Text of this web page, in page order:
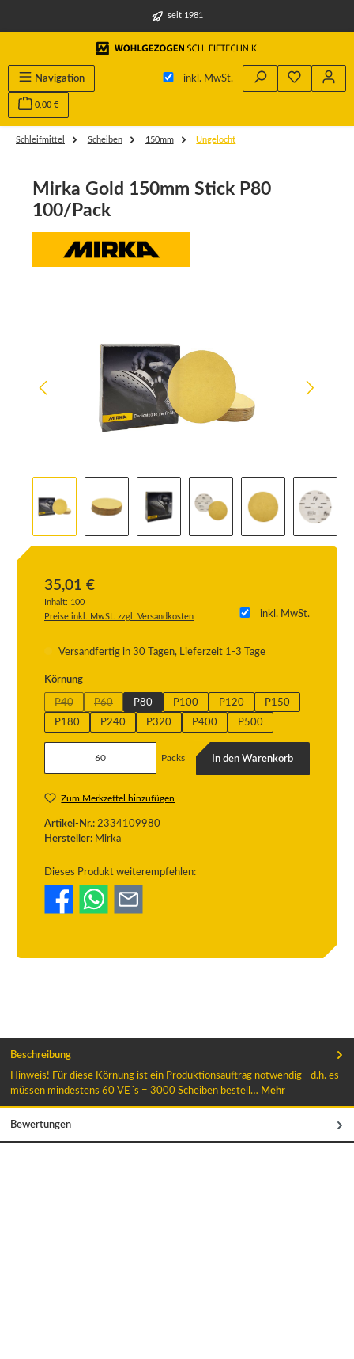
seit 1981
Navigation inkl. MwSt. Du hast 0
0,00 €
Schleifmittel Scheiben 150mm Ungelocht
Mirka Gold 150mm Stick P80
100/Pack
35,01 €
Inhalt: 100
inkl. MwSt.
Preise inkl. MwSt. zzgl. Versandkosten
Versandfertig in 30 Tagen, Lieferzeit 1-3 Tage
Körnungauswählen
P40
(Diese Option ist zurzeit nicht verfügbar.)
P60
(Diese Option ist zurzeit nicht verfügbar.)
P80 P100 P120 P150
P180 P240 P320 P400 P500
Produkt Anzahl: Gib den gewünschten Wert ein oder benutze die Schaltflächen um
Packs In den Warenkorb
Zum Merkzettel hinzufügen
Artikel-Nr.: 2334109980
Hersteller: Mirka
Dieses Produkt weiterempfehlen:
Beschreibung
Hinweis! Für diese Körnung ist ein Produktionsauftrag notwendig - d.h. es
müssen mindestens 60 VE´s = 3000 Scheiben bestell… Mehr
Bewertungen